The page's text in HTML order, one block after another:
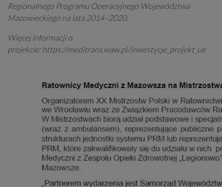
Regionalnego Programu Operacyjnego Województwa
Mazowieckiego na lata 2014–2020.
Więcej informacji o
projekcie: https://meditrans.waw.pl/inwestycje_projekt_ue